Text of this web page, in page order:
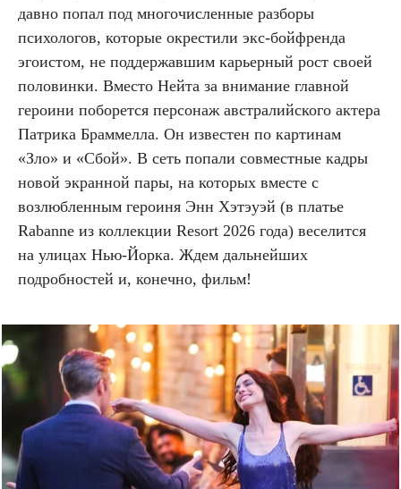
давно попал под многочисленные разборы
психологов, которые окрестили экс-бойфренда
эгоистом, не поддержавшим карьерный рост своей
половинки. Вместо Нейта за внимание главной
героини поборется персонаж австралийского актера
Патрика Браммелла. Он известен по картинам
«Зло» и «Сбой». В сеть попали совместные кадры
новой экранной пары, на которых вместе с
возлюбленным героиня Энн Хэтэуэй (в платье
Rabanne из коллекции Resort 2026 года) веселится
на улицах Нью-Йорка. Ждем дальнейших
подробностей и, конечно, фильм!